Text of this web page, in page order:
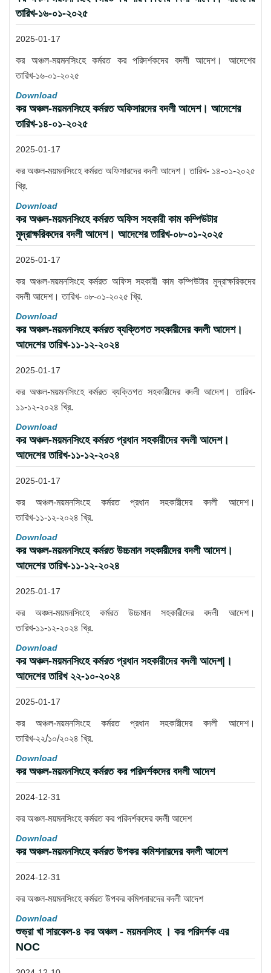
তারিখ-১৬-০১-২০২৫
2025-01-17
কর অঞ্চল-ময়মনসিংহে কর্মরত কর পরিদর্শকদের বদলী আদেশ। আদেশের
তারিখ-১৬-০১-২০২৫
Download
কর অঞ্চল-ময়মনসিংহে কর্মরত অফিসারদের বদলী আদেশ। আদেশের
তারিখ-১৪-০১-২০২৫
2025-01-17
কর অঞ্চল-ময়মনসিংহে কর্মরত অফিসারদের বদলী আদেশ। তারিখ- ১৪-০১-২০২৫
খ্রি.
Download
কর অঞ্চল-ময়মনসিংহে কর্মরত অফিস সহকারী কাম কম্পিউটার
মুদ্রাক্ষরিকদের বদলী আদেশ। আদেশের তারিখ-০৮-০১-২০২৫
2025-01-17
কর অঞ্চল-ময়মনসিংহে কর্মরত অফিস সহকারী কাম কম্পিউটার মুদ্রাক্ষরিকদের
বদলী আদেশ। তারিখ- ০৮-০১-২০২৫ খ্রি.
Download
কর অঞ্চল-ময়মনসিংহে কর্মরত ব্যক্তিগত সহকারীদের বদলী আদেশ।
আদেশের তারিখ-১১-১২-২০২৪
2025-01-17
কর অঞ্চল-ময়মনসিংহে কর্মরত ব্যক্তিগত সহকারীদের বদলী আদেশ। তারিখ-
১১-১২-২০২৪ খ্রি.
Download
কর অঞ্চল-ময়মনসিংহে কর্মরত প্রধান সহকারীদের বদলী আদেশ।
আদেশের তারিখ-১১-১২-২০২৪
2025-01-17
কর অঞ্চল-ময়মনসিংহে কর্মরত প্রধান সহকারীদের বদলী আদেশ।
তারিখ-১১-১২-২০২৪ খ্রি.
Download
কর অঞ্চল-ময়মনসিংহে কর্মরত উচ্চমান সহকারীদের বদলী আদেশ।
আদেশের তারিখ-১১-১২-২০২৪
2025-01-17
কর অঞ্চল-ময়মনসিংহে কর্মরত উচ্চমান সহকারীদের বদলী আদেশ।
তারিখ-১১-১২-২০২৪ খ্রি.
Download
কর অঞ্চল-ময়মনসিংহে কর্মরত প্রধান সহকারীদের বদলী আদেশ|।
আদেশের তারিখ ২২-১০-২০২৪
2025-01-17
কর অঞ্চল-ময়মনসিংহে কর্মরত প্রধান সহকারীদের বদলী আদেশ।
তারিখ-২২/১০/২০২৪ খ্রি.
Download
কর অঞ্চল-ময়মনসিংহে কর্মরত কর পরিদর্শকদের বদলী আদেশ
2024-12-31
কর অঞ্চল-ময়মনসিংহে কর্মরত কর পরিদর্শকদের বদলী আদেশ
Download
কর অঞ্চল-ময়মনসিংহে কর্মরত উপকর কমিশনারদের বদলী আদেশ
2024-12-31
কর অঞ্চল-ময়মনসিংহে কর্মরত উপকর কমিশনারদের বদলী আদেশ
Download
শুভ্রা খা সারকেল-৪ কর অঞ্চল - ময়মনসিংহ । কর পরিদর্শক এর
NOC